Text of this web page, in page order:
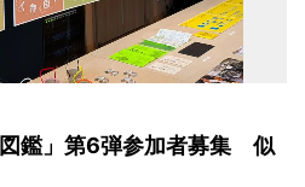
図鑑」第6弾参加者募集 似